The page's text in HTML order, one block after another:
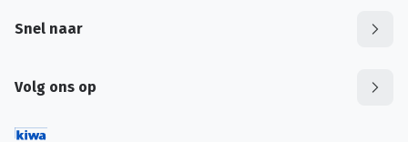
Snel naar
Volg ons op